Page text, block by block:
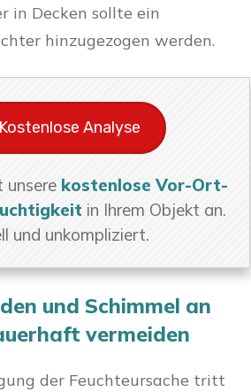
in Decken sollte ein
hinzugezogen werden.
Kostenlose Analyse
unsere kostenlose Vor-Ort-
in Ihrem Objekt an.
und unkompliziert.
und Schimmel an
vermeiden
der Feuchteursache tritt